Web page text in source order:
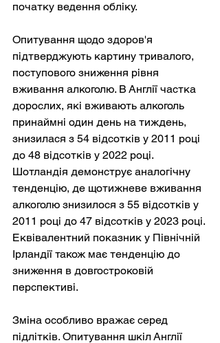
початку ведення обліку.
Опитування щодо здоров'я
підтверджують картину тривалого,
поступового зниження рівня
вживання алкоголю. В Англії частка
дорослих, які вживають алкоголь
принаймні один день на тиждень,
знизилася з 54 відсотків у 2011 році
до 48 відсотків у 2022 році.
Шотландія демонструє аналогічну
тенденцію, де щотижневе вживання
алкоголю знизилося з 55 відсотків у
2011 році до 47 відсотків у 2023 році.
Еквівалентний показник у Північній
Ірландії також має тенденцію до
зниження в довгостроковій
перспективі.
Зміна особливо вражає серед
підлітків. Опитування шкіл Англії